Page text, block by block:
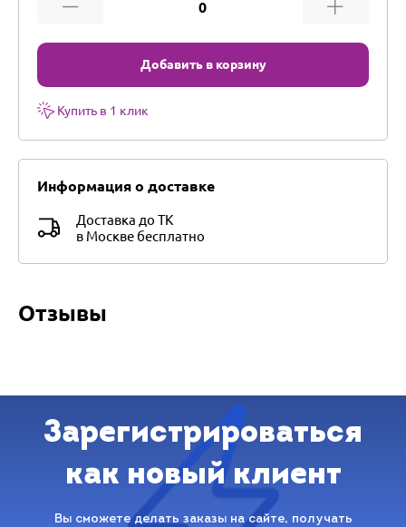
Добавить в корзину
Купить в 1 клик
Информация о доставке
Доставка до ТК
в Москве бесплатно
Отзывы
Зарегистрироваться
как новый клиент
Вы сможете делать заказы на сайте, получать